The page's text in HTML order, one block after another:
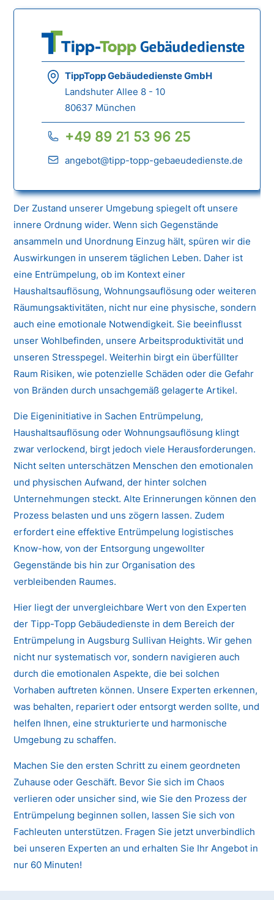
TippTopp Gebäudedienste GmbH
Landshuter Allee 8 - 10
80637 München
+49 89 21 53 96 25
angebot@tipp-topp-gebaeudedienste.de
Der Zustand unserer Umgebung spiegelt oft unsere
innere Ordnung wider. Wenn sich Gegenstände
ansammeln und Unordnung Einzug hält, spüren wir die
Auswirkungen in unserem täglichen Leben. Daher ist
eine Entrümpelung, ob im Kontext einer
Haushaltsauflösung, Wohnungsauflösung oder weiteren
Räumungsaktivitäten, nicht nur eine physische, sondern
auch eine emotionale Notwendigkeit. Sie beeinflusst
unser Wohlbefinden, unsere Arbeitsproduktivität und
unseren Stresspegel. Weiterhin birgt ein überfüllter
Raum Risiken, wie potenzielle Schäden oder die Gefahr
von Bränden durch unsachgemäß gelagerte Artikel.
Die Eigeninitiative in Sachen Entrümpelung,
Haushaltsauflösung oder Wohnungsauflösung klingt
zwar verlockend, birgt jedoch viele Herausforderungen.
Nicht selten unterschätzen Menschen den emotionalen
und physischen Aufwand, der hinter solchen
Unternehmungen steckt. Alte Erinnerungen können den
Prozess belasten und uns zögern lassen. Zudem
erfordert eine effektive Entrümpelung logistisches
Know-how, von der Entsorgung ungewollter
Gegenstände bis hin zur Organisation des
verbleibenden Raumes.
Hier liegt der unvergleichbare Wert von den Experten
der Tipp-Topp Gebäudedienste in dem Bereich der
Entrümpelung in Augsburg Sullivan Heights. Wir gehen
nicht nur systematisch vor, sondern navigieren auch
durch die emotionalen Aspekte, die bei solchen
Vorhaben auftreten können. Unsere Experten erkennen,
was behalten, repariert oder entsorgt werden sollte, und
helfen Ihnen, eine strukturierte und harmonische
Umgebung zu schaffen.
Machen Sie den ersten Schritt zu einem geordneten
Zuhause oder Geschäft. Bevor Sie sich im Chaos
verlieren oder unsicher sind, wie Sie den Prozess der
Entrümpelung beginnen sollen, lassen Sie sich von
Fachleuten unterstützen. Fragen Sie jetzt unverbindlich
bei unseren Experten an und erhalten Sie Ihr Angebot in
nur 60 Minuten!